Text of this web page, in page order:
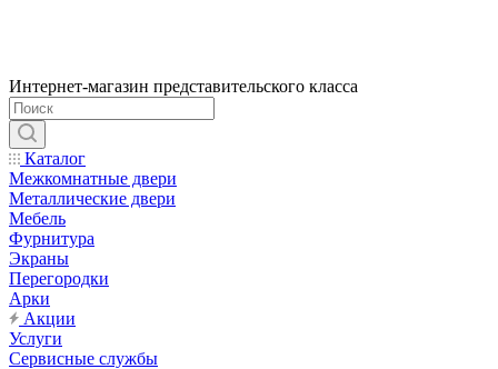
Интернет-магазин представительского класса
Каталог
Межкомнатные двери
Металлические двери
Мебель
Фурнитура
Экраны
Перегородки
Арки
Акции
Услуги
Сервисные службы